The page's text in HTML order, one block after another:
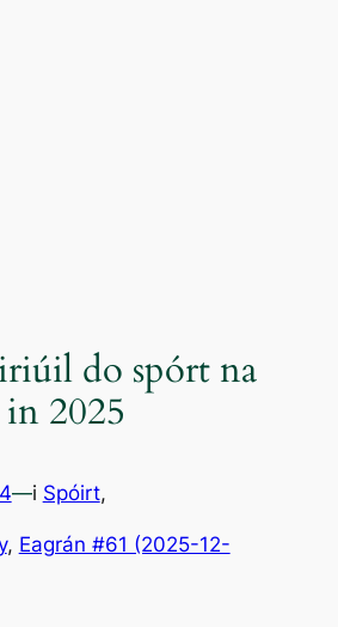
do spórt na
2025
—i Spóirt,
, Eagrán #61 (2025-12-